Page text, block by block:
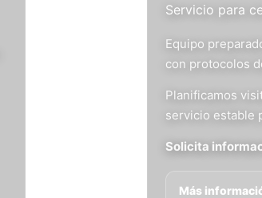
Servicio para
Equipo
con protocolos
Planificamos
servicio estable
Solicita
Más